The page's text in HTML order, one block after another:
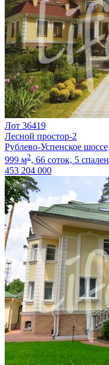
Лот 36419
Лесной простор-2
Рублево-Успенское
999 м2, 66 соток, 5
453 204 000